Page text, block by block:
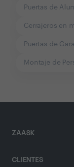
Puertas de
Cerrajeros en
Puertas de
Montaje de
ZAASK
CLIENTES